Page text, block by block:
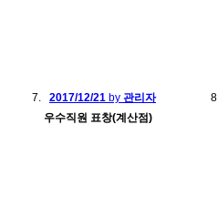
2017/12/21 by 관리자
우수직원 표창(계산점)